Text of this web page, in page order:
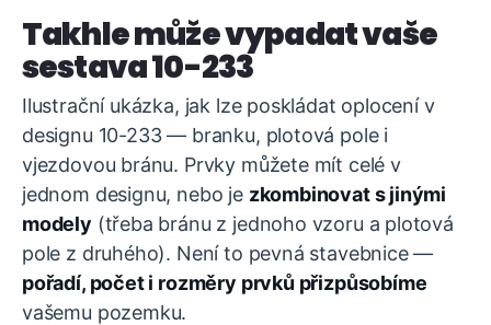
Takhle může vypadat vaše
sestava 10-233
Ilustrační ukázka, jak lze poskládat oplocení v
designu 10-233 — branku, plotová pole i
vjezdovou bránu. Prvky můžete mít celé v
jednom designu, nebo je zkombinovat s jinými
modely (třeba bránu z jednoho vzoru a plotová
pole z druhého). Není to pevná stavebnice —
pořadí, počet i rozměry prvků přizpůsobíme
vašemu pozemku.